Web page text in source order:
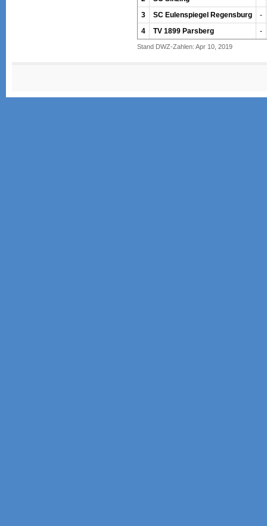
3
SC Eulenspiegel Regensburg
-
4
TV 1899 Parsberg -
Stand DWZ-Zahlen: Apr 10, 2019